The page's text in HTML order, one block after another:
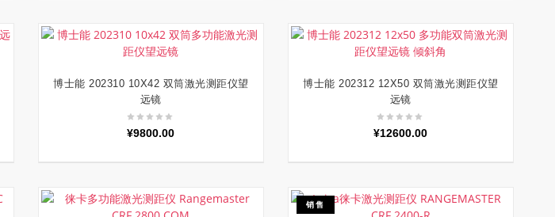
加入购物车
博士能 202310 10X42 双筒激光测距仪望
远镜
¥9800.00
加入购物车
博士能 202312 12X50 双筒激光测距仪望
远镜
¥12600.00
销售